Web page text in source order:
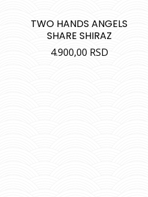
TWO HANDS ANGELS
SHARE SHIRAZ
4.900,00 RSD